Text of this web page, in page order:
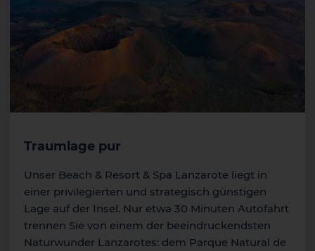
Traumlage pur
Unser Beach & Resort & Spa Lanzarote liegt in
einer privilegierten und strategisch günstigen
Lage auf der Insel. Nur etwa 30 Minuten Autofahrt
trennen Sie von einem der beeindruckendsten
Naturwunder Lanzarotes: dem Parque Natural de